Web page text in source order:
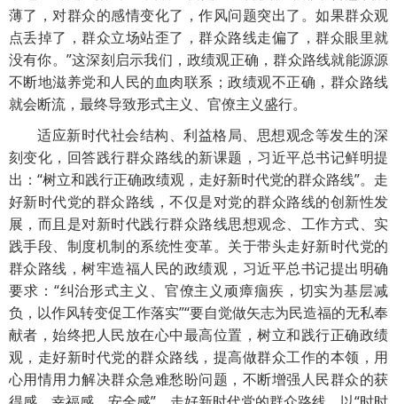
薄了，对群众的感情变化了，作风问题突出了。如果群众观
点丢掉了，群众立场站歪了，群众路线走偏了，群众眼里就
没有你。”这深刻启示我们，政绩观正确，群众路线就能源源
不断地滋养党和人民的血肉联系；政绩观不正确，群众路线
就会断流，最终导致形式主义、官僚主义盛行。
适应新时代社会结构、利益格局、思想观念等发生的深
刻变化，回答践行群众路线的新课题，习近平总书记鲜明提
出：“树立和践行正确政绩观，走好新时代党的群众路线”。走
好新时代党的群众路线，不仅是对党的群众路线的创新性发
展，而且是对新时代践行群众路线思想观念、工作方式、实
践手段、制度机制的系统性变革。关于带头走好新时代党的
群众路线，树牢造福人民的政绩观，习近平总书记提出明确
要求：“纠治形式主义、官僚主义顽瘴痼疾，切实为基层减
负，以作风转变促工作落实”“要自觉做矢志为民造福的无私奉
献者，始终把人民放在心中最高位置，树立和践行正确政绩
观，走好新时代党的群众路线，提高做群众工作的本领，用
心用情用力解决群众急难愁盼问题，不断增强人民群众的获